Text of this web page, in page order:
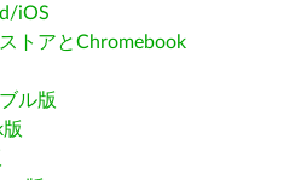
iOS
トアとChromebook
ル版